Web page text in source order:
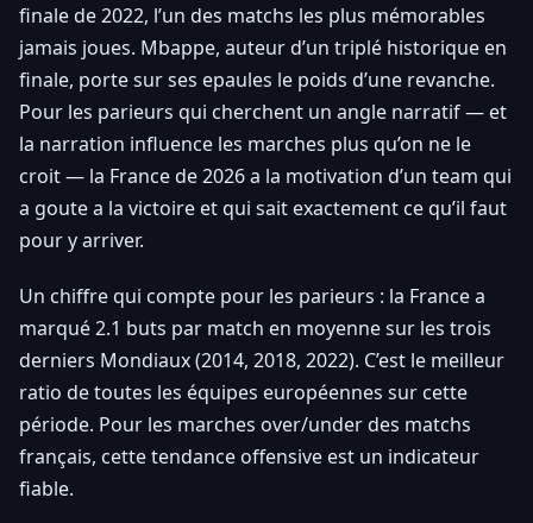
finale de 2022, l’un des matchs les plus mémorables
jamais joues. Mbappe, auteur d’un triplé historique en
finale, porte sur ses epaules le poids d’une revanche.
Pour les parieurs qui cherchent un angle narratif — et
la narration influence les marches plus qu’on ne le
croit — la France de 2026 a la motivation d’un team qui
a goute a la victoire et qui sait exactement ce qu’il faut
pour y arriver.
Un chiffre qui compte pour les parieurs : la France a
marqué 2.1 buts par match en moyenne sur les trois
derniers Mondiaux (2014, 2018, 2022). C’est le meilleur
ratio de toutes les équipes européennes sur cette
période. Pour les marches over/under des matchs
français, cette tendance offensive est un indicateur
fiable.